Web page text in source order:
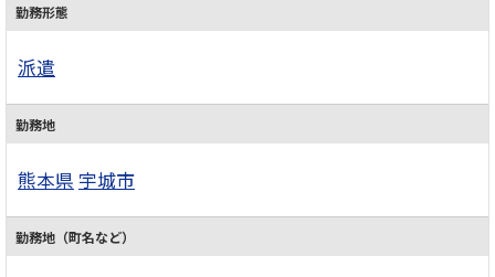
勤務形態
派遣
勤務地
熊本県 宇城市
勤務地（町名など）